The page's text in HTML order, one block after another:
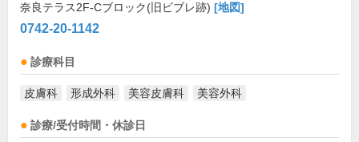
奈良テラス2F-Cブロック(旧ビブレ跡) [地図]
0742-20-1142
診療科目
皮膚科 形成外科 美容皮膚科 美容外科
診療/受付時間・休診日